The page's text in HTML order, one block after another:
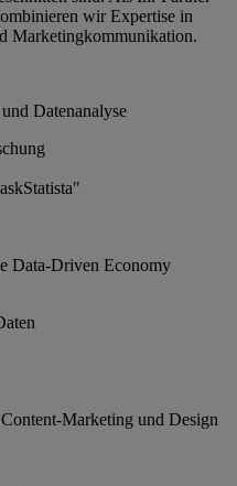
wir Expertise in
Marketingkommunikation.
Datenanalyse
Data-Driven Economy
Marketing und Design